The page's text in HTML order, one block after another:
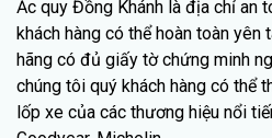
Ắc quy Đồng Khánh là địa chỉ an
khách hàng có thể hoàn toàn
hãng có đủ giấy tờ chứng minh
chúng tôi quý khách hàng có thể
lốp xe của các thương hiệu nổi